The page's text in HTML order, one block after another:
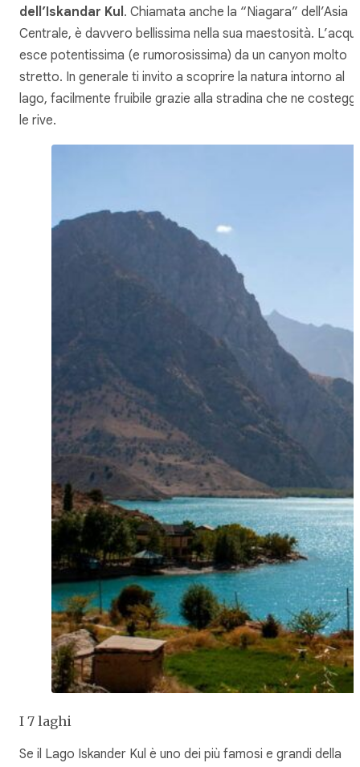
dell’Iskandar Kul. Chiamata anche la “Niagara” dell’Asia
Centrale, è davvero bellissima nella sua maestosità.
esce potentissima (e rumorosissima) da un canyon molto
stretto. In generale ti invito a scoprire la natura intorno al
lago, facilmente fruibile grazie alla stradina che ne
le rive.
I 7 laghi
Se il Lago Iskander Kul è uno dei più famosi e grandi della